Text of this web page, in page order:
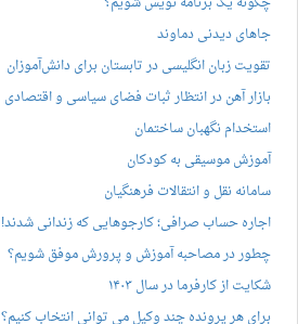
جاهای دیدنی دماوند
تقویت زبان انگلیسی در تابستان برای دانش‌آموزان
بازار آهن در انتظار ثبات فضای سیاسی و اقتصادی
استخدام نگهبان ساختمان
آموزش موسیقی به کودکان
سامانه نقل و انتقالات فرهنگیان
اجاره حساب صرافی؛ کارجوهایی که زندانی شدند!
چطور در مصاحبه‌ آموزش و پرورش موفق شویم؟
شکایت از کارفرما در سال ۱۴۰۳
برای هر پرونده چند وکیل می توانی انتخاب کنیم؟